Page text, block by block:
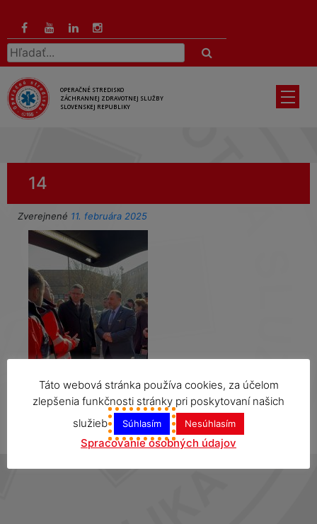
hlavný
obsah
Hľadať:
OPERAČNÉ STREDISKO
ZÁCHRANNEJ ZDRAVOTNEJ SLUŽBY
SLOVENSKEJ REPUBLIKY
14
Zverejnené 11. februára 2025
Táto webová stránka používa cookies, za účelom
zlepšenia funkčnosti stránky pri poskytovaní našich
služieb
Súhlasím Nesúhlasím
Spracovanie osobných údajov